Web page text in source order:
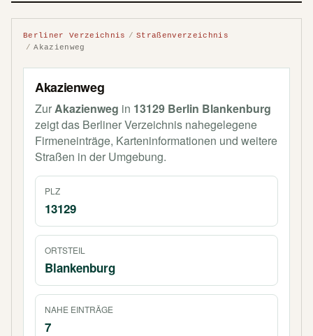
Berliner Verzeichnis
Straßenverzeichnis
Akazienweg
Akazienweg
ZurAkazienweg in 13129 Berlin Blankenburg
zeigt das Berliner Verzeichnis nahegelegene
Firmeneinträge, Karteninformationen und weitere
Straßen in der Umgebung.
PLZ
13129
ORTSTEIL
Blankenburg
NAHE EINTRÄGE
7